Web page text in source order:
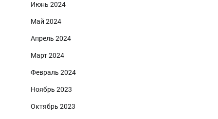
Июнь 2024
Май 2024
Апрель 2024
Март 2024
Февраль 2024
Ноябрь 2023
Октябрь 2023